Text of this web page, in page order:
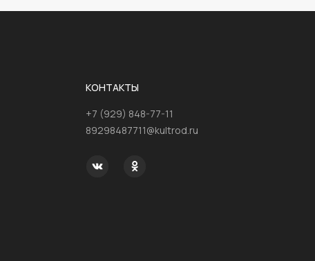
КОНТАКТЫ
+7 (929) 848-77-11
89298487711@kultrod.ru